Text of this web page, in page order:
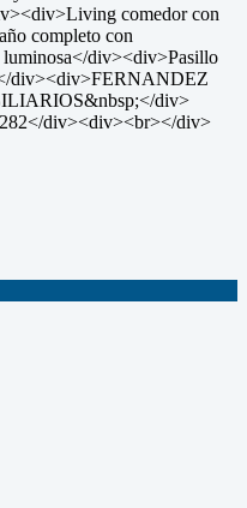
comedor con
completo con
div><div>Pasillo
div><div>FERNANDEZ
div>
div><div><br></div>